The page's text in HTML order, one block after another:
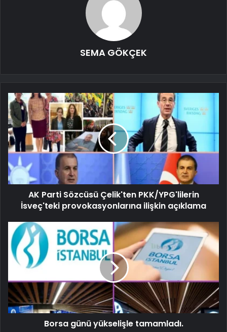
SEMA GÖKÇEK
AK Parti Sözcüsü Çelik'ten PKK/YPG'lilerin
İsveç'teki provokasyonlarına ilişkin açıklama
Borsa günü yükselişle tamamladı.